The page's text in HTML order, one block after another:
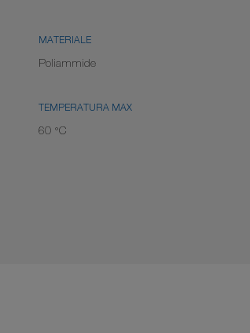
MATERIALE
Poliammide
TEMPERATURA MAX
60 °C